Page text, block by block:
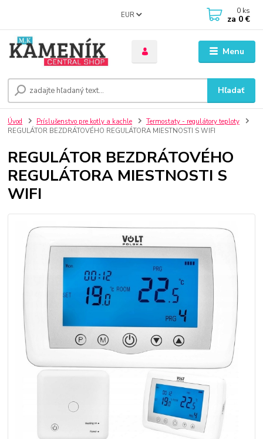
Menu
EUR
Hľadať
0 ks
za 0 €
Úvod Príslušenstvo pre kotly a kachle
Termostaty - regulátory teploty
REGULÁTOR BEZDRÁTOVÉHO REGULÁTORA MIESTNOSTI S WIFI
REGULÁTOR BEZDRÁTOVÉHO
REGULÁTORA MIESTNOSTI S
WIFI